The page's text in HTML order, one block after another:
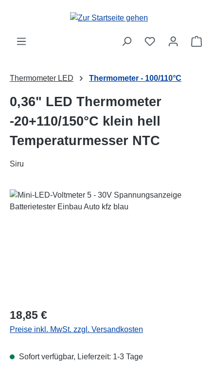
Zum Hauptinhalt springen
Thermometer LED Thermometer - 100/110°C
0,36" LED Thermometer
-20+110/150°C klein hell
Temperaturmesser NTC
Siru
Bildergalerie überspringen
Regulärer Preis:
18,85 €
Preise inkl. MwSt. zzgl. Versandkosten
Sofort verfügbar, Lieferzeit: 1-3 Tage